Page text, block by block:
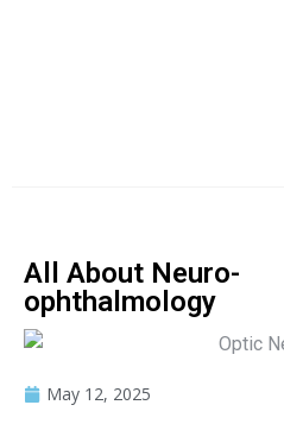
All About Neuro-
ophthalmology
May 12, 2025